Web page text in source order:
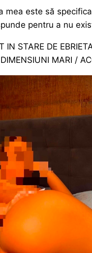
mea este să
pentru a nu
IN STARE DE
MARI /